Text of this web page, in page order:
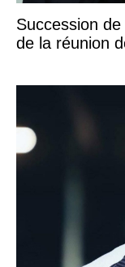
Succession
de la réunion